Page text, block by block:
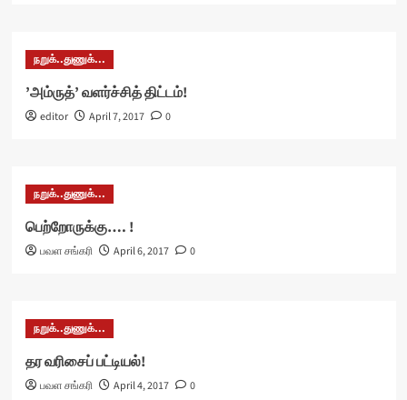
நறுக்..துணுக்...
’அம்ருத்’ வளர்ச்சித் திட்டம்!
editor April 7, 2017 0
நறுக்..துணுக்...
பெற்றோருக்கு…. !
பவள சங்கரி April 6, 2017 0
நறுக்..துணுக்...
தர வரிசைப் பட்டியல்!
பவள சங்கரி April 4, 2017 0